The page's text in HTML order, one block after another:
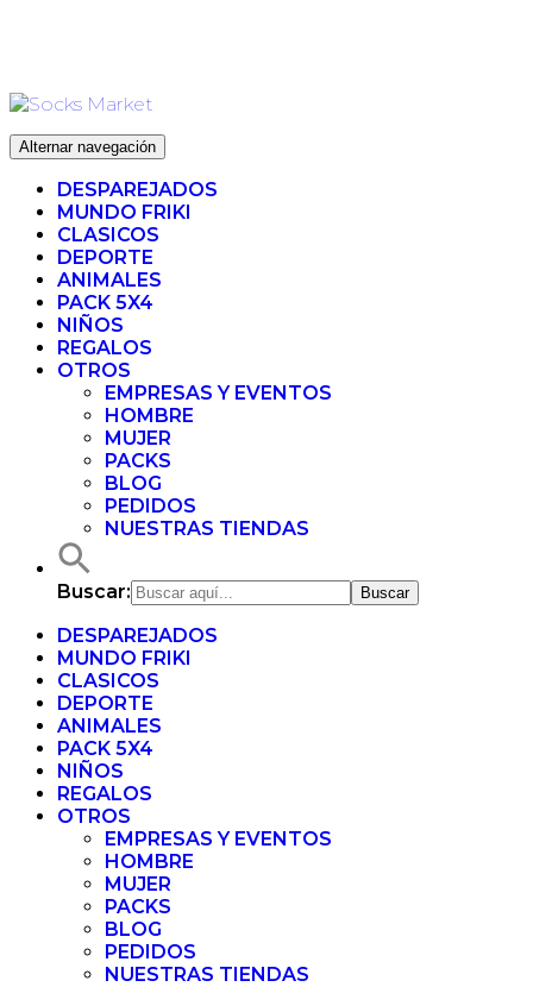
Alternar navegación
DESPAREJADOS
MUNDO FRIKI
CLASICOS
DEPORTE
ANIMALES
PACK 5X4
NIÑOS
REGALOS
OTROS
EMPRESAS Y EVENTOS
HOMBRE
MUJER
PACKS
BLOG
PEDIDOS
NUESTRAS TIENDAS
Buscar:
DESPAREJADOS
MUNDO FRIKI
CLASICOS
DEPORTE
ANIMALES
PACK 5X4
NIÑOS
REGALOS
OTROS
EMPRESAS Y EVENTOS
HOMBRE
MUJER
PACKS
BLOG
PEDIDOS
NUESTRAS TIENDAS